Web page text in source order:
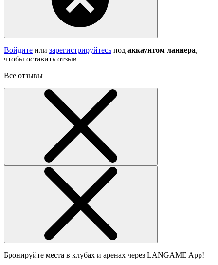
Войдите или зарегистрируйтесь под аккаунтом ланнера,
чтобы оставить отзыв
Все отзывы
Бронируйте места в клубах и аренах через LANGAME App!